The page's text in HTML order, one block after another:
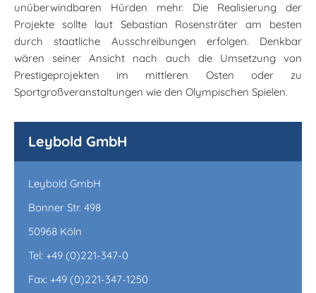
unüberwindbaren Hürden mehr. Die Realisierung der
Projekte sollte laut Sebastian Rosensträter am besten
durch staatliche Ausschreibungen erfolgen. Denkbar
wären seiner Ansicht nach auch die Umsetzung von
Prestigeprojekten im mittleren Osten oder zu
Sportgroßveranstaltungen wie den Olympischen Spielen.
Leybold GmbH
Leybold GmbH
Bonner Str. 498
50968 Köln
Tel: +49 (0)221-347-0
Fax: +49 (0)221-347-1250